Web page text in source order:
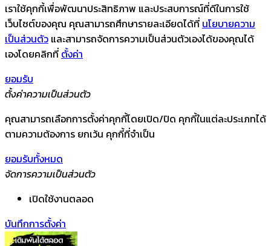
เราใช้คุกกี้เพื่อพัฒนาประสิทธิภาพ และประสบการณ์ที่ดีในการใช้
เว็บไซต์ของคุณ คุณสามารถศึกษารายละเอียดได้ที่ นโยบายความ
เป็นส่วนตัว และสามารถจัดการความเป็นส่วนตัวเองได้ของคุณได้
เองโดยคลิกที่ ตั้งค่า
ยอมรับ
ตั้งค่าความเป็นส่วนตัว
คุณสามารถเลือกการตั้งค่าคุกกี้โดยเปิด/ปิด คุกกี้ในแต่ละประเภทได้
ตามความต้องการ ยกเว้น คุกกี้ที่จำเป็น
ยอมรับทั้งหมด
จัดการความเป็นส่วนตัว
เปิดใช้งานตลอด
บันทึกการตั้งค่า